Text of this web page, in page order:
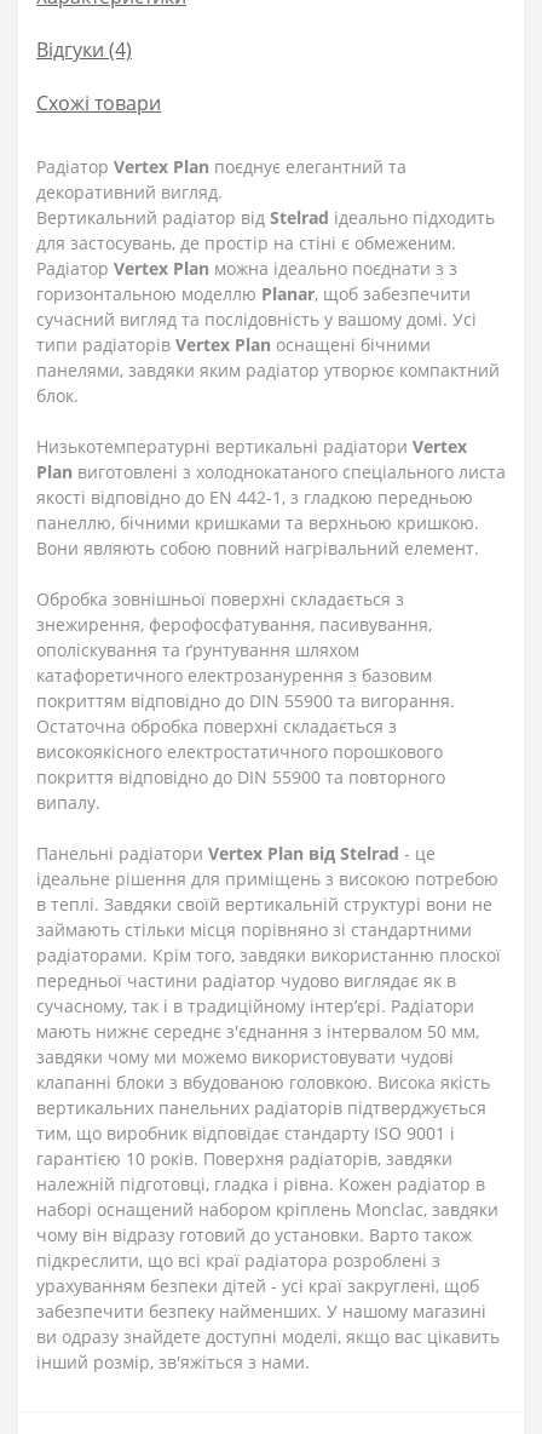
Відгуки (4)
Схожі товари
Радіатор Vertex Plan поєднує елегантний та
декоративний вигляд.
Вертикальний радіатор від Stelrad ідеально підходить
для застосувань, де простір на стіні є обмеженим.
Радіатор Vertex Plan можна ідеально поєднати з з
горизонтальною моделлю Planar, щоб забезпечити
сучасний вигляд та послідовність у вашому домі. Усі
типи радіаторів Vertex Plan оснащені бічними
панелями, завдяки яким радіатор утворює компактний
блок.
Низькотемпературні вертикальні радіатори Vertex
Plan виготовлені з холоднокатаного спеціального листа
якості відповідно до EN 442-1, з гладкою передньою
панеллю, бічними кришками та верхньою кришкою.
Вони являють собою повний нагрівальний елемент.
Обробка зовнішньої поверхні складається з
знежирення, ферофосфатування, пасивування,
ополіскування та ґрунтування шляхом
катафоретичного електрозанурення з базовим
покриттям відповідно до DIN 55900 та вигорання.
Остаточна обробка поверхні складається з
високоякісного електростатичного порошкового
покриття відповідно до DIN 55900 та повторного
випалу.
Панельні радіатори Vertex Plan від Stelrad - це
ідеальне рішення для приміщень з високою потребою
в теплі. Завдяки своїй вертикальній структурі вони не
займають стільки місця порівняно зі стандартними
радіаторами. Крім того, завдяки використанню плоскої
передньої частини радіатор чудово виглядає як в
сучасному, так і в традиційному інтер’єрі. Радіатори
мають нижнє середнє з'єднання з інтервалом 50 мм,
завдяки чому ми можемо використовувати чудові
клапанні блоки з вбудованою головкою. Висока якість
вертикальних панельних радіаторів підтверджується
тим, що виробник відповідає стандарту ISO 9001 і
гарантією 10 років. Поверхня радіаторів, завдяки
належній підготовці, гладка і рівна. Кожен радіатор в
наборі оснащений набором кріплень Monclac, завдяки
чому він відразу готовий до установки. Варто також
підкреслити, що всі краї радіатора розроблені з
урахуванням безпеки дітей - усі краї закруглені, щоб
забезпечити безпеку найменших. У нашому магазині
ви одразу знайдете доступні моделі, якщо вас цікавить
інший розмір, зв'яжіться з нами.